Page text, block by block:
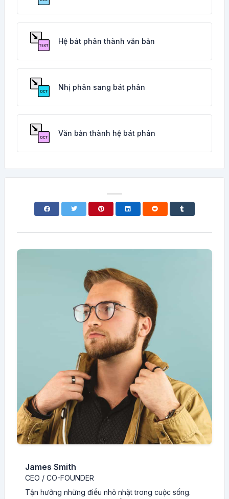
Hệ bát phân thành văn bản
Nhị phân sang bát phân
Văn bản thành hệ bát phân
James Smith
CEO / CO-FOUNDER
Tận hưởng những điều nhỏ nhặt trong cuộc sống.